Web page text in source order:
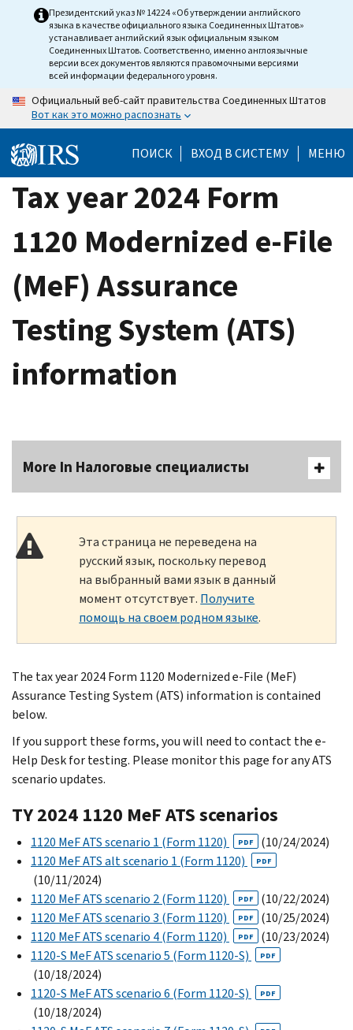
Президентский указ № 14224 «Об утверждении английского
языка в качестве официального языка Соединенных Штатов»
устанавливает английский язык официальным языком
Соединенных Штатов. Соответственно, именно англоязычные
версии всех документов являются правомочными версиями
всей информации федерального уровня.
Официальный веб-сайт правительства Соединенных Штатов
Вот как это можно распознать
ПОИСК ВХОД В СИСТЕМУ МЕНЮ
Tax year 2024 Form
1120 Modernized e-File
(MeF) Assurance
Testing System (ATS)
information
More In Налоговые специалисты
Эта страница не переведена на
русский язык, поскольку перевод
на выбранный вами язык в данный
момент отсутствует. Получите
помощь на своем родном языке.
The tax year 2024 Form 1120 Modernized e-File (MeF)
Assurance Testing System (ATS) information is contained
below.
If you support these forms, you will need to contact the e-
Help Desk for testing. Please monitor this page for any ATS
scenario updates.
TY 2024 1120 MeF ATS scenarios
1120 MeF ATS scenario 1 (Form 1120) PDF
(10/24/2024)
1120 MeF ATS alt scenario 1 (Form 1120)
PDF
(10/11/2024)
1120 MeF ATS scenario 2 (Form 1120)
PDF
(10/22/2024)
1120 MeF ATS scenario 3 (Form 1120)
PDF
(10/25/2024)
1120 MeF ATS scenario 4 (Form 1120)
PDF
(10/23/2024)
1120-S MeF ATS scenario 5 (Form 1120-S)
PDF
(10/18/2024)
1120-S MeF ATS scenario 6 (Form 1120-S)
PDF
(10/18/2024)